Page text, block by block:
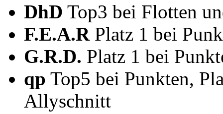
DhD Top3 bei Flotten
F.E.A.RPlatz 1 bei
G.R.D. Platz 1 bei
qp Top5 bei Punkten,
Allyschnitt